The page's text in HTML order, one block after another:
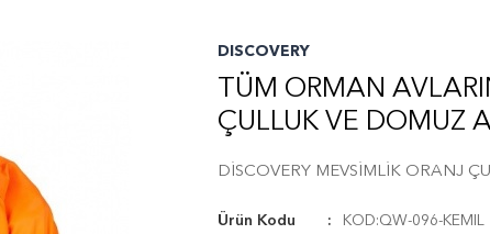
DISCOVERY
TÜM ORMAN
ÇULLUK VE DOMUZ
DİSCOVERY MEVSİMLİK ORANJ
Ürün Kodu KOD:QW-096-KEMIL